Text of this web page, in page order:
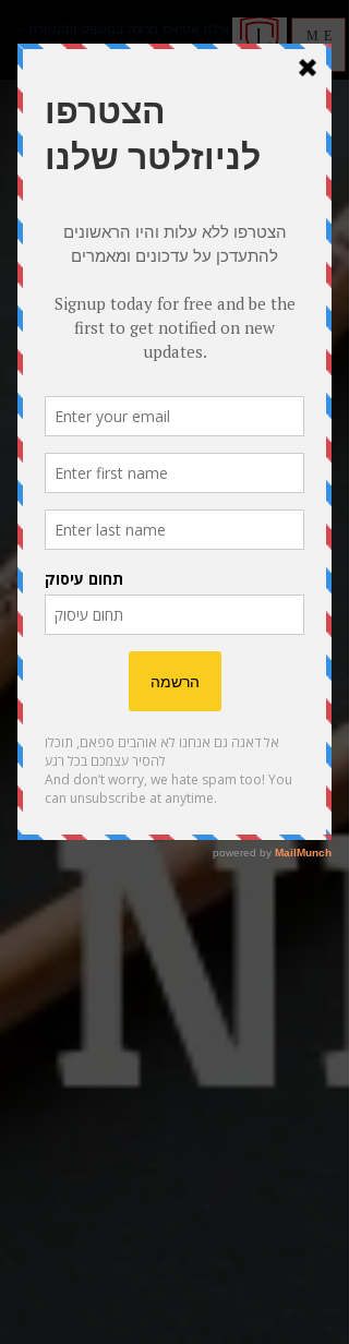
מנטורית לעמידה בפני קהל ומצלמה
ME
NU